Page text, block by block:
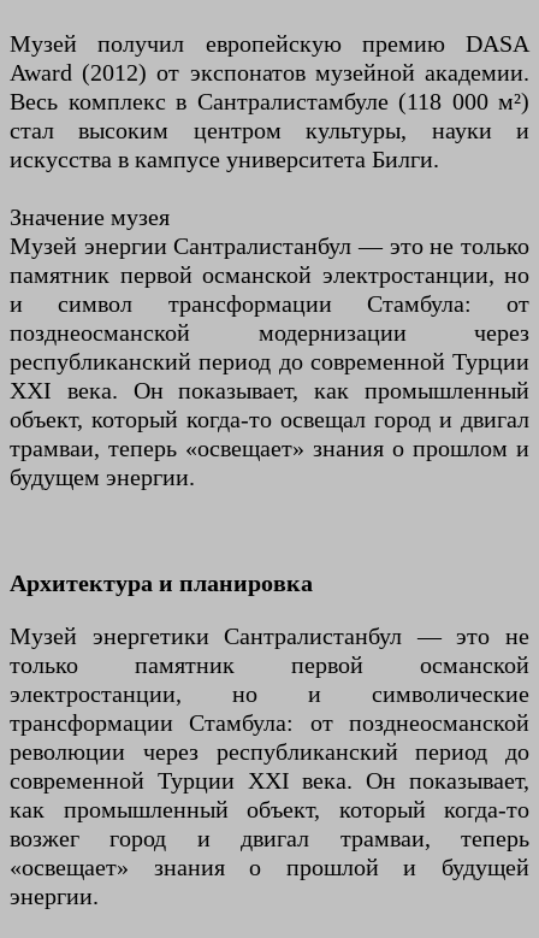
Музей получил европейскую премию DASA
Award (2012) от экспонатов музейной академии.
Весь комплекс в Сантралистамбуле (118 000 м²)
стал высоким центром культуры, науки и
искусства в кампусе университета Билги.
Значение музея
Музей энергии Сантралистанбул — это не только
памятник первой османской электростанции, но
и символ трансформации Стамбула: от
позднеосманской модернизации через
республиканский период до современной Турции
XXI века. Он показывает, как промышленный
объект, который когда-то освещал город и двигал
трамваи, теперь «освещает» знания о прошлом и
будущем энергии.
Архитектура и планировка
Музей энергетики Сантралистанбул — это не
только памятник первой османской
электростанции, но и символические
трансформации Стамбула: от позднеосманской
революции через республиканский период до
современной Турции XXI века. Он показывает,
как промышленный объект, который когда-то
возжег город и двигал трамваи, теперь
«освещает» знания о прошлой и будущей
энергии.